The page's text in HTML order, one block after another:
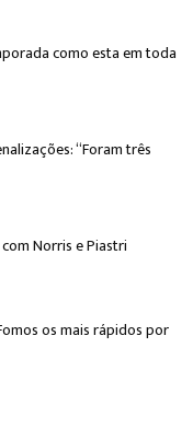
como esta em toda
“Foram três
Norris e Piastri
os mais rápidos por